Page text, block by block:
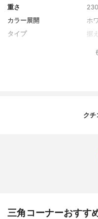
重さ
カラー展開
ホ
タイプ
据
ポ
クチ
三角コーナーおすす